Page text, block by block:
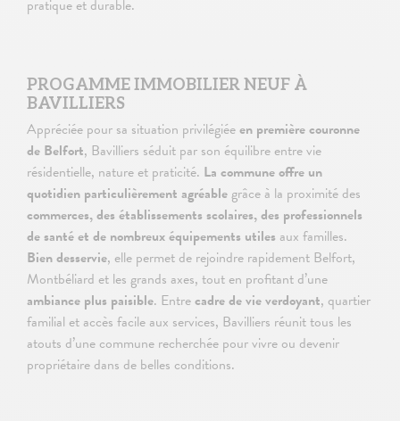
pratique et durable.
PROGAMME IMMOBILIER NEUF À
BAVILLIERS
Appréciée pour sa situation privilégiéeen première couronne
de Belfort, Bavilliers séduit par son équilibre entre vie
résidentielle, nature et praticité. La commune offre un
quotidien particulièrement agréablegrâce à la proximité des
commerces, des établissements scolaires, des professionnels
de santé et de nombreux équipements utiles aux familles.
Bien desservie, elle permet de rejoindre rapidement Belfort,
Montbéliard et les grands axes, tout en profitant d’une
ambiance plus paisible. Entrecadre de vie verdoyant, quartier
familial et accès facile aux services, Bavilliers réunit tous les
atouts d’une commune recherchée pour vivre ou devenir
propriétaire dans de belles conditions.